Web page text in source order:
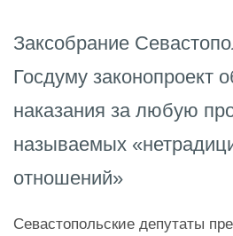
Заксобрание
Госдуму законопроект
наказания за любую
называемых
отношений»
Севастопольские депутаты